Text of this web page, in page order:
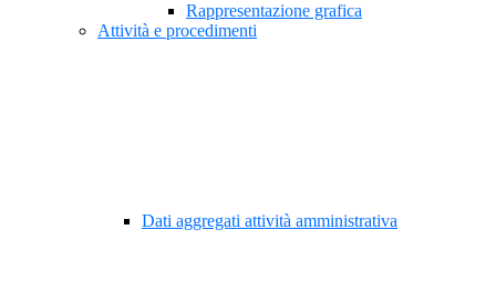
Rappresentazione grafica
Attività e procedimenti
Dati aggregati attività amministrativa